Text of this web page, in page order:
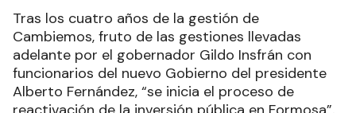
Tras los cuatro años de la gestión de
Cambiemos, fruto de las gestiones llevadas
adelante por el gobernador Gildo Insfrán con
funcionarios del nuevo Gobierno del presidente
Alberto Fernández, “se inicia el proceso de